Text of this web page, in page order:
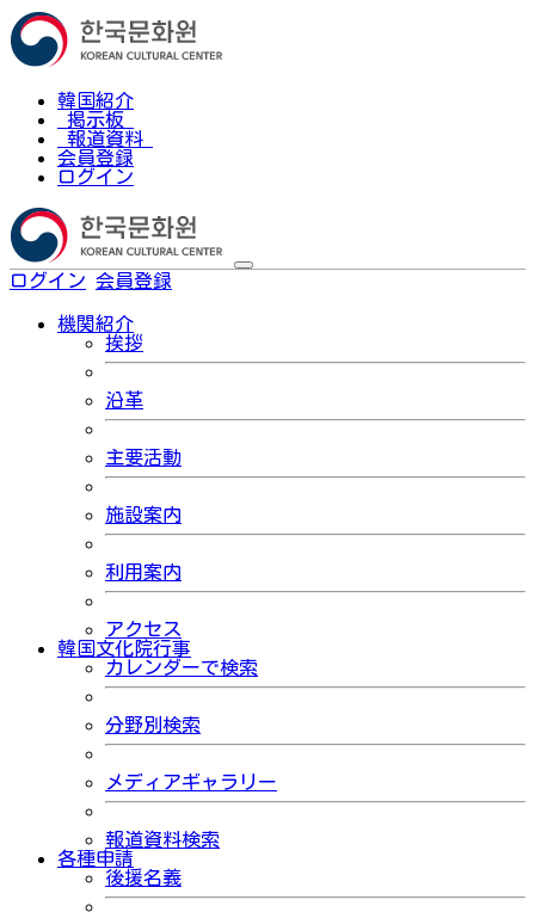
韓国紹介
掲示板
報道資料
会員登録
ログイン
ログイン 会員登録
機関紹介
挨拶
沿革
主要活動
施設案内
利用案内
アクセス
韓国文化院行事
カレンダーで検索
分野別検索
メディアギャラリー
報道資料検索
各種申請
後援名義